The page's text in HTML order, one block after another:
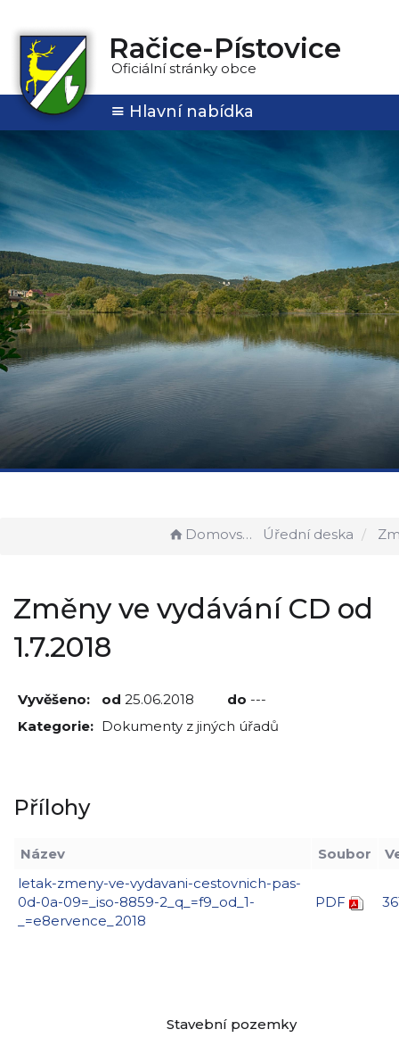
Račice-Pístovice
Oficiální stránky obce
Hlavní nabídka
Domovská stránka Úřední deska Změny ve
Změny ve vydávání CD od
1.7.2018
Vyvěšeno: od 25.06.2018 do ---
Kategorie: Dokumenty z jiných úřadů
Přílohy
Název Soubor
letak-zmeny-ve-vydavani-cestovnich-pas-
0d-0a-09=_iso-8859-2_q_=f9_od_1-
_=e8ervence_2018
PDF
Stavební pozemky